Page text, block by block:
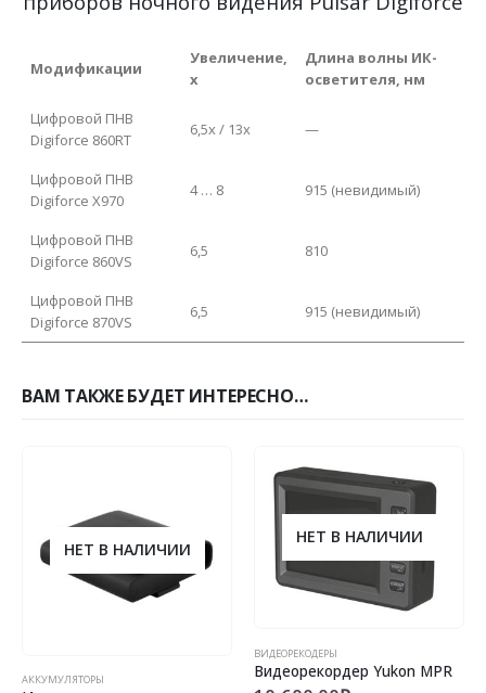
Модификации
Увеличение,
x
Длина волны ИК-
осветителя, нм
Цифровой ПНВ
Digiforce 860RT
6,5x / 13x —
Цифровой ПНВ
Digiforce X970
4 … 8 915 (невидимый)
Цифровой ПНВ
Digiforce 860VS
6,5 810
Цифровой ПНВ
Digiforce 870VS
6,5 915 (невидимый)
ВАМ ТАКЖЕ БУДЕТ ИНТЕРЕСНО…
НЕТ В НАЛИЧИИ
АККУМУЛЯТОРЫ
НЕТ В НАЛИЧИИ
ВИДЕОРЕКОДЕРЫ
Видеорекордер Yukon MPR